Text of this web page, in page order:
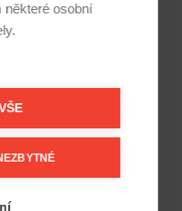
některé osobní